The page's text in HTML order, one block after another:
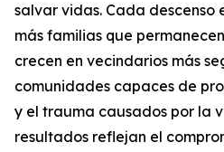
salvar vidas. Cada descenso
más familias que
crecen en vecindarios más
comunidades capaces de
y el trauma causados por la
resultados reflejan el